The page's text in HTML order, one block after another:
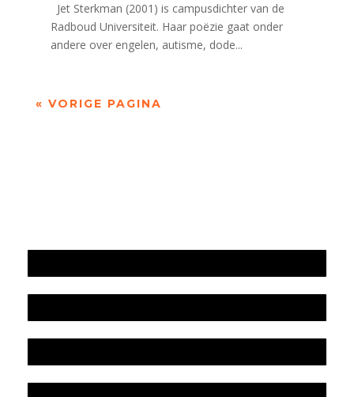
Jet Sterkman (2001) is campusdichter van de
Radboud Universiteit. Haar poëzie gaat onder
andere over engelen, autisme, dode...
« VORIGE PAGINA